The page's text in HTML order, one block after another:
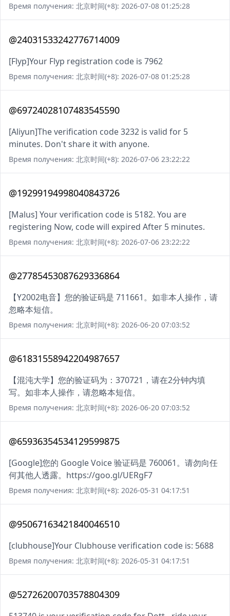
Время получения: 北京时间(+8): 2026-07-08 01:25:28
@24031533242776714009
[Flyp]Your Flyp registration code is 7962
Время получения: 北京时间(+8): 2026-07-08 01:25:28
@69724028107483545590
[Aliyun]The verification code 3232 is valid for 5
minutes. Don't share it with anyone.
Время получения: 北京时间(+8): 2026-07-06 23:22:22
@19299194998040843726
[Malus] Your verification code is 5182. You are
registering Now, code will expired After 5 minutes.
Время получения: 北京时间(+8): 2026-07-06 23:22:22
@27785453087629336864
【Y2002电音】您的验证码是 711661。如非本人操作，请
忽略本短信。
Время получения: 北京时间(+8): 2026-06-20 07:03:52
@61831558942204987657
【混沌大学】您的验证码为：370721，请在2分钟内填
写。如非本人操作，请忽略本短信。
Время получения: 北京时间(+8): 2026-06-20 07:03:52
@65936354534129599875
[Google]您的 Google Voice 验证码是 760061。请勿向任
何其他人透露。https://goo.gl/UERgF7
Время получения: 北京时间(+8): 2026-05-31 04:17:51
@95067163421840046510
[clubhouse]Your Clubhouse verification code is: 5688
Время получения: 北京时间(+8): 2026-05-31 04:17:51
@52726200703578804309